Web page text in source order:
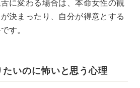
に変わる場合は、本命女性の観
決まったり、自分が得意とする
す。
たいのに怖いと思う心理